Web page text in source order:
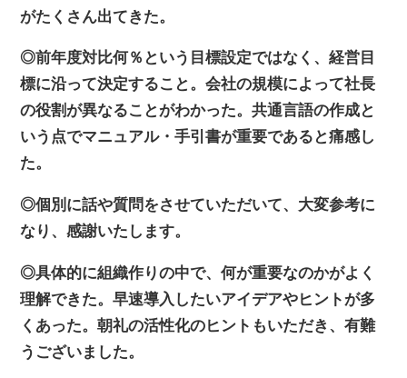
がたくさん出てきた。
◎前年度対比何％という目標設定ではなく、経営目
標に沿って決定すること。会社の規模によって社長
の役割が異なることがわかった。共通言語の作成と
いう点でマニュアル・手引書が重要であると痛感し
た。
◎個別に話や質問をさせていただいて、大変参考に
なり、感謝いたします。
◎具体的に組織作りの中で、何が重要なのかがよく
理解できた。早速導入したいアイデアやヒントが多
くあった。朝礼の活性化のヒントもいただき、有難
うございました。